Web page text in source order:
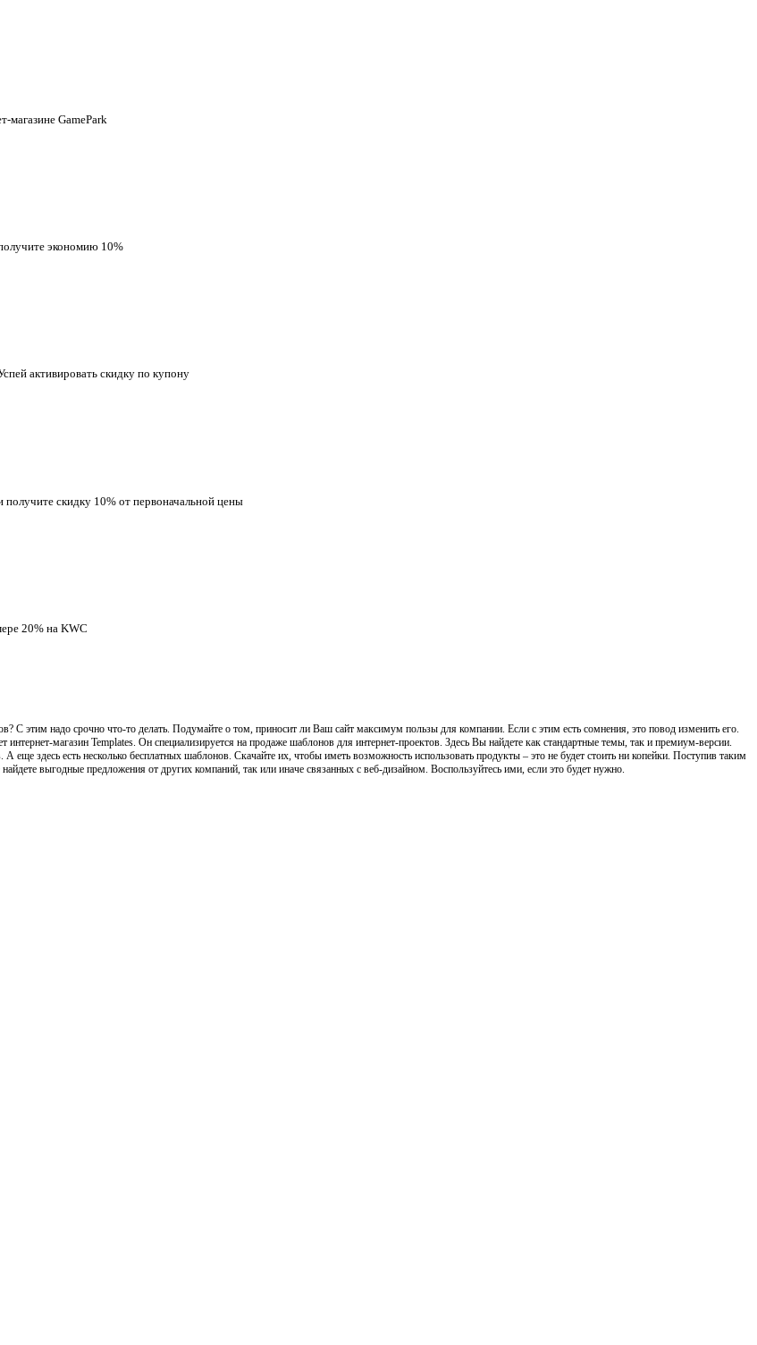
магазине GamePark
экономию 10%
активировать скидку по купону
получите скидку 10% от первоначальной цены
20% на KWC
С этим надо срочно что-то делать. Подумайте о том, приносит ли Ваш сайт максимум пользы для компании. Если с этим есть сомнения, это повод изменить его.
магазин Templates. Он специализируется на продаже шаблонов для интернет-проектов. Здесь Вы найдете как стандартные темы, так и премиум-версии.
еще здесь есть несколько бесплатных шаблонов. Скачайте их, чтобы иметь возможность использовать продукты – это не будет стоить ни копейки. Поступив таким
выгодные предложения от других компаний, так или иначе связанных с веб-дизайном. Воспользуйтесь ими, если это будет нужно.